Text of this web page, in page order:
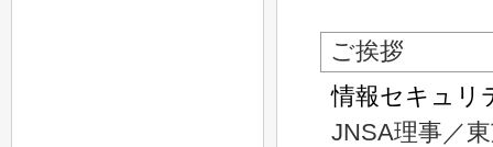
ご挨拶
情報セキュリ
JNSA理事／